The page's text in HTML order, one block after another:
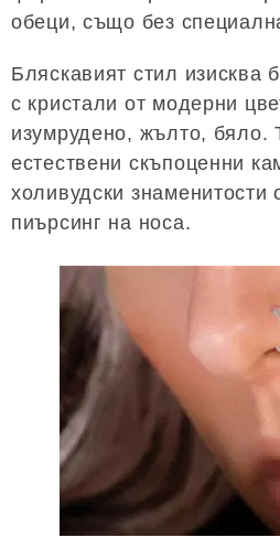
обеци, също без
Бляскавият стил изисква
с кристали от модерни
изумрудено, жълто, бяло.
естествени скъпоценни
холивудски знаменитости
пиърсинг на носа.